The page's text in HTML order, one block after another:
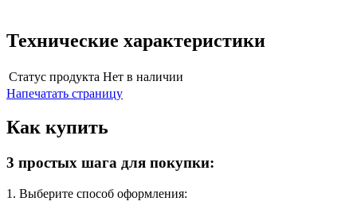
Технические характеристики
Статус продукта Нет в наличии
Напечатать страницу
Как купить
3 простых шага для покупки:
1. Выберите способ оформления: